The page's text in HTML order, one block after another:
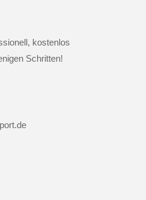
kostenlos
Schritten!